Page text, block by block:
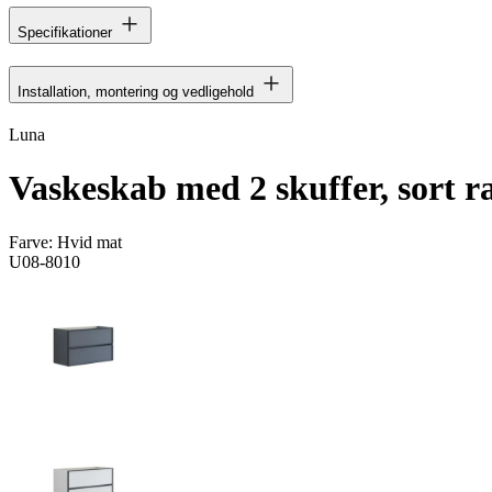
Specifikationer
Installation, montering og vedligehold
Luna
Vaskeskab med 2 skuffer, sort
Farve: Hvid mat
U08-8010